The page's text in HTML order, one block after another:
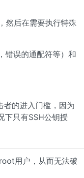
然后在需要执行特殊
错误的通配符等）和
的进入门槛，因为
下只有SSH公钥授
用户，从而无法破